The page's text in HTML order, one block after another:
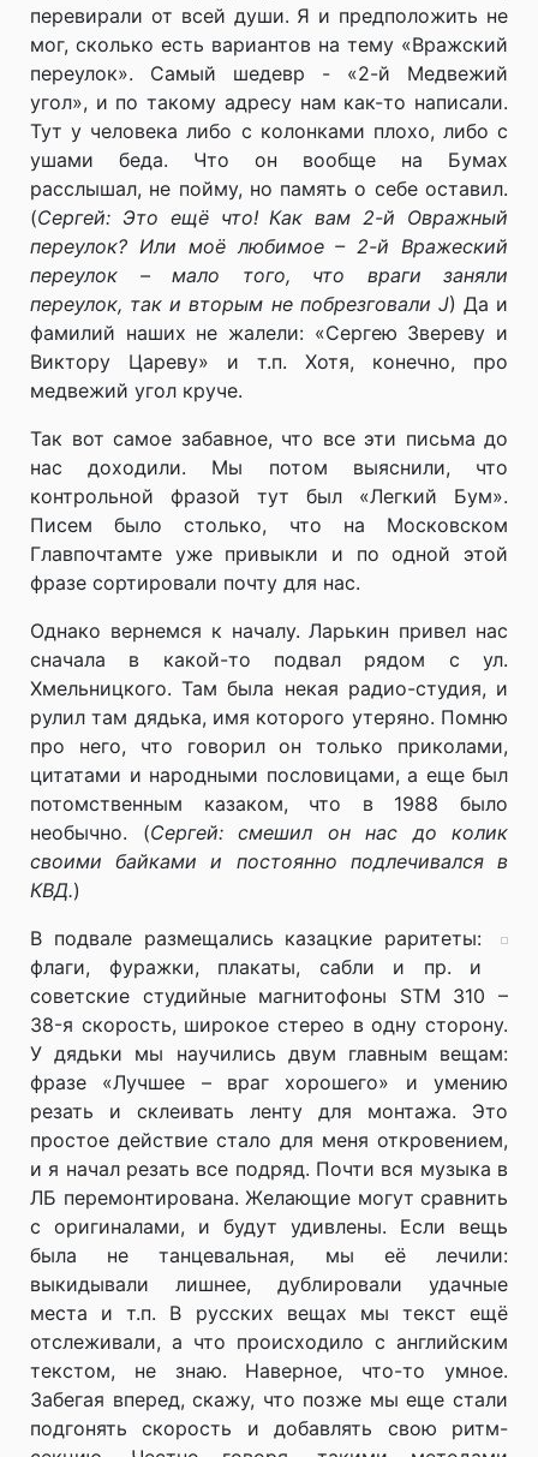
перевирали от всей души. Я и предположить не
мог, сколько есть вариантов на тему «Вражский
переулок». Самый шедевр - «2-й Медвежий
угол», и по такому адресу нам как-то написали.
Тут у человека либо с колонками плохо, либо с
ушами беда. Что он вообще на Бумах
расслышал, не пойму, но память о себе оставил.
(Сергей: Это ещё что! Как вам 2-й Овражный
переулок? Или моё любимое – 2-й Вражеский
переулок – мало того, что враги заняли
переулок, так и вторым не побрезговали J) Да и
фамилий наших не жалели: «Сергею Звереву и
Виктору Цареву» и т.п. Хотя, конечно, про
медвежий угол круче.
Так вот самое забавное, что все эти письма до
нас доходили. Мы потом выяснили, что
контрольной фразой тут был «Легкий Бум».
Писем было столько, что на Московском
Главпочтамте уже привыкли и по одной этой
фразе сортировали почту для нас.
Однако вернемся к началу. Ларькин привел нас
сначала в какой-то подвал рядом с ул.
Хмельницкого. Там была некая радио-студия, и
рулил там дядька, имя которого утеряно. Помню
про него, что говорил он только приколами,
цитатами и народными пословицами, а еще был
потомственным казаком, что в 1988 было
необычно. (Сергей: смешил он нас до колик
своими байками и постоянно подлечивался в
КВД.)
В подвале размещались казацкие раритеты:
флаги, фуражки, плакаты, сабли и пр. и
советские студийные магнитофоны STM 310 –
38-я скорость, широкое стерео в одну сторону.
У дядьки мы научились двум главным вещам:
фразе «Лучшее – враг хорошего» и умению
резать и склеивать ленту для монтажа. Это
простое действие стало для меня откровением,
и я начал резать все подряд. Почти вся музыка в
ЛБ перемонтирована. Желающие могут сравнить
с оригиналами, и будут удивлены. Если вещь
была не танцевальная, мы её лечили:
выкидывали лишнее, дублировали удачные
места и т.п. В русских вещах мы текст ещё
отслеживали, а что происходило с английским
текстом, не знаю. Наверное, что-то умное.
Забегая вперед, скажу, что позже мы еще стали
подгонять скорость и добавлять свою ритм-